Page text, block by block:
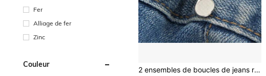
Fer
Alliage de fer
Zinc
Couleur
2 ensembles de boucles de jeans réglables, bouton de pantalon sans couture, sans clou, répété et invisible pour une taille ajustable de vêtements